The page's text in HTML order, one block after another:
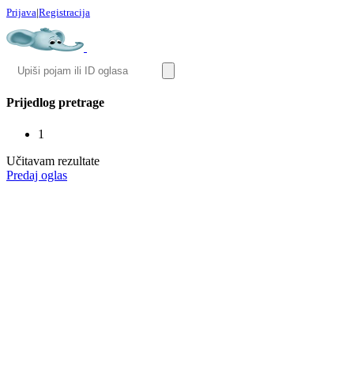
Prijava|Registracija
Prijedlog pretrage
1
Učitavam rezultate
Predaj oglas